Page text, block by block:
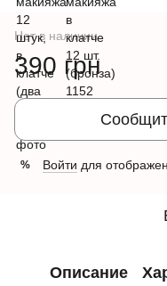
Нет в наличии
390 грн
% Войти для
Описание